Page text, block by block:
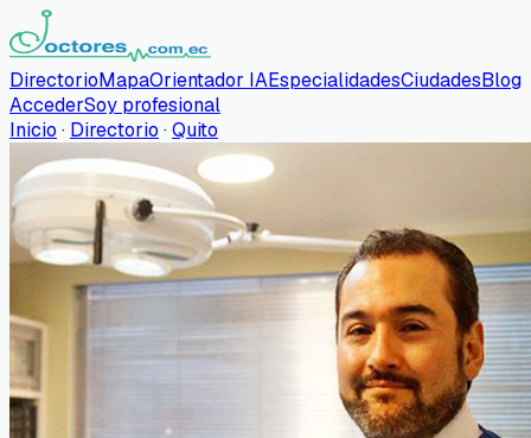
DirectorioMapaOrientador IAEspecialidadesCiudadesBlog
AccederSoy profesional
Inicio · Directorio ·Quito